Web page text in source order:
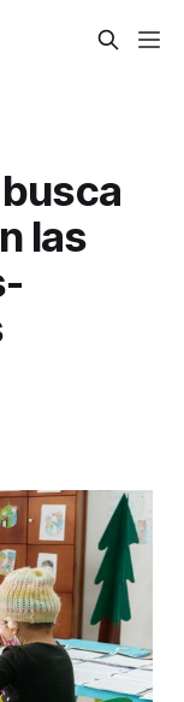
las